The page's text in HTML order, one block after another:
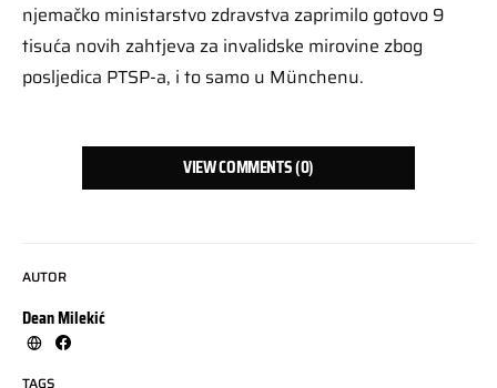
AUTOR
Dean Milekić
TAGS
njemačko ministarstvo zdravstva zaprimilo gotovo 9
tisuća novih zahtjeva za invalidske mirovine zbog
posljedica PTSP-a, i to samo u Münchenu.
VIEW COMMENTS (0)